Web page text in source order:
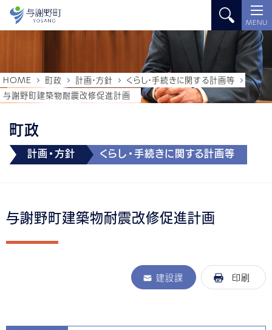
MENU
町政
計画・方針 くらし・手続きに関する計画等
HOME 町政 計画・方針
くらし・手続きに関する計画等
与謝野町建築物耐震改修促進計画
与謝野町建築物耐震改修促進計画
建設課 印刷